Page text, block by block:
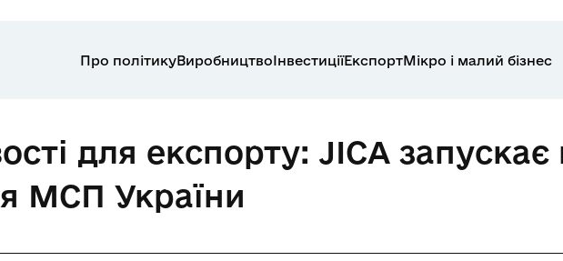
Про політикуВиробництвоІнвестиціїЕкспортМікро і малий бізнес
для експорту: JICA запускає
МСП України